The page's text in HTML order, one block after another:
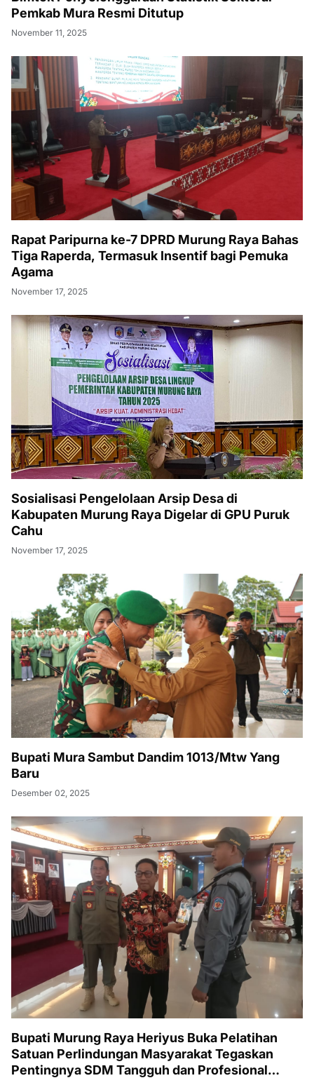
Pemkab Mura Resmi Ditutup
November 11, 2025
Rapat Paripurna ke-7 DPRD Murung Raya Bahas
Tiga Raperda, Termasuk Insentif bagi Pemuka
Agama
November 17, 2025
Sosialisasi Pengelolaan Arsip Desa di
Kabupaten Murung Raya Digelar di GPU Puruk
Cahu
November 17, 2025
Bupati Mura Sambut Dandim 1013/Mtw Yang
Baru
Desember 02, 2025
Bupati Murung Raya Heriyus Buka Pelatihan
Satuan Perlindungan Masyarakat Tegaskan
Pentingnya SDM Tangguh dan Profesional